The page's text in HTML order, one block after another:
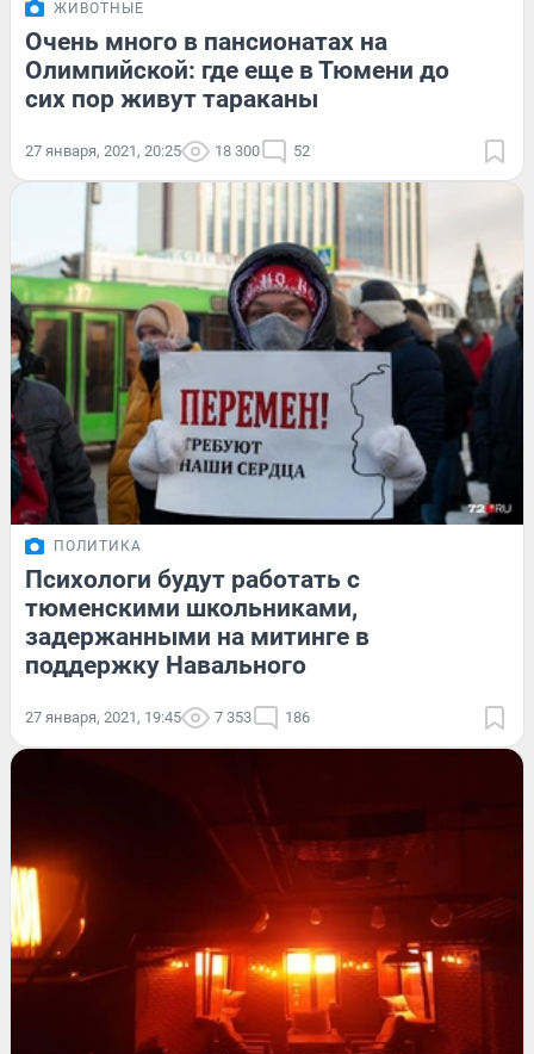
ЖИВОТНЫЕ
Очень много в пансионатах на
Олимпийской: где еще в Тюмени до
сих пор живут тараканы
27 января, 2021, 20:25 18 300 52
ПОЛИТИКА
Психологи будут работать с
тюменскими школьниками,
задержанными на митинге в
поддержку Навального
27 января, 2021, 19:45 7 353 186